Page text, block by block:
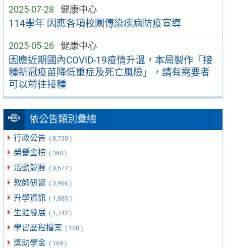
2025-07-28 健康中心
114學年 因應各項校園傳染疾病防疫宣導
2025-05-26 健康中心
因應近期國內COVID-19疫情升溫，本局製作「接
種新冠疫苗降低重症及死亡風險」，請有需要者
可以前往接種
依公告類別彙總
行政公告 ( 8,730 )
榮譽金榜 ( 360 )
活動競賽 ( 8,677 )
教師研習 ( 3,966 )
升學資訊 ( 1,885 )
生涯發展 ( 1,742 )
學習歷程檔案 ( 108 )
獎助學金 ( 169 )